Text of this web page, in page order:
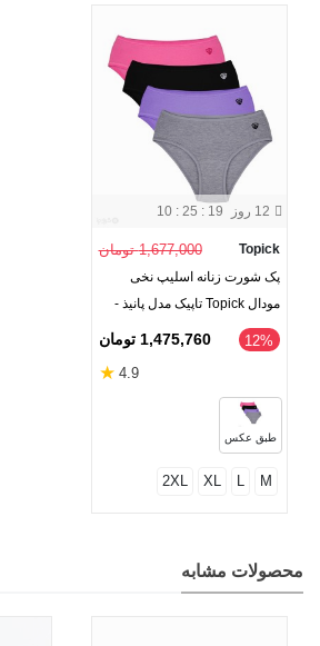
12 روز 10 : 25 : 18
Topick 1,677,000 تومان
پک شورت زنانه اسلیپ نخی
مودال Topick تاپیک مدل پانیذ -
بسته 4 عددی
‎12% 1,475,760 تومان
4.9
★
طبق عکس
M
L
XL
2XL
محصولات مشابه